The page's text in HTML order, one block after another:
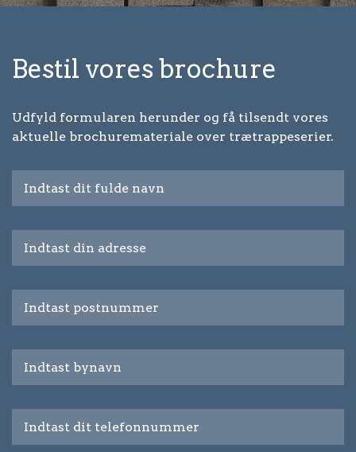
Bestil vores brochure
Udfyld formularen herunder og få tilsendt vores
aktuelle brochuremateriale over trætrappeserier.